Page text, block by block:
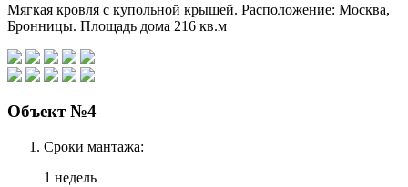
Мягкая кровля с купольной крышей. Расположение: Москва,
Бронницы. Площадь дома 216 кв.м
Объект №4
Сроки мантажа:
1 недель